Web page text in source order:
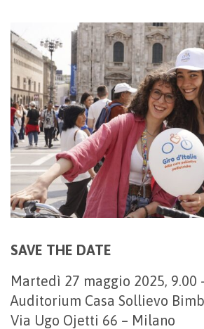
SAVE THE DATE
Martedì 27 maggio 2025, 9.00
Auditorium Casa Sollievo
Via Ugo Ojetti 66 – Milano